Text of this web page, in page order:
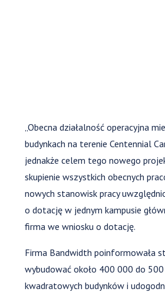
„Obecna działalność operacyjna
budynkach na terenie Centennial
jednakże celem tego nowego
skupienie wszystkich obecnych
nowych stanowisk pracy
o dotację w jednym kampusie
firma we wniosku o dotację.
Firma Bandwidth poinformowała
wybudować około 400 000 do
kwadratowych budynków i